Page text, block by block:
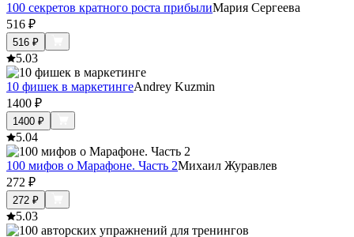
100 секретов кратного роста прибылиМария Сергеева
516 ₽
516 ₽
5.03
10 фишек в маркетингеAndrey Kuzmin
1400 ₽
1400 ₽
5.04
100 мифов о Марафоне. Часть 2Михаил Журавлев
272 ₽
272 ₽
5.03